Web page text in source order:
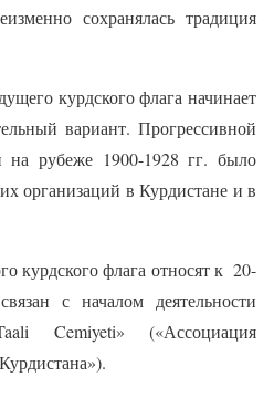
сохранялась традиция
курдского флага начинает
вариант. Прогрессивной
на рубеже 1900-1928 гг. было
организаций в Курдистане и в
курдского флага относят к 20-
связан с началом деятельности
Cemiyeti» («Ассоциация